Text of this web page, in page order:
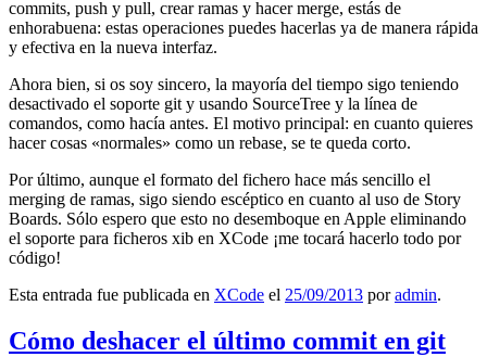
commits, push y pull, crear ramas y hacer merge, estás de
enhorabuena: estas operaciones puedes hacerlas ya de manera rápida
y efectiva en la nueva interfaz.
Ahora bien, si os soy sincero, la mayoría del tiempo sigo teniendo
desactivado el soporte git y usando SourceTree y la línea de
comandos, como hacía antes. El motivo principal: en cuanto quieres
hacer cosas «normales» como un rebase, se te queda corto.
Por último, aunque el formato del fichero hace más sencillo el
merging de ramas, sigo siendo escéptico en cuanto al uso de Story
Boards. Sólo espero que esto no desemboque en Apple eliminando
el soporte para ficheros xib en XCode ¡me tocará hacerlo todo por
código!
Esta entrada fue publicada en XCode el 25/09/2013 poradmin.
Cómo deshacer el último commit en git